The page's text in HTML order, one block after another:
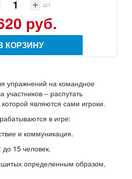
шт
руб.
КОРЗИНУ
упражнений на командное
участников – распутать
являются сами игроки.
в игре:
и коммуникация.
до 15 человек.
определенным образом,